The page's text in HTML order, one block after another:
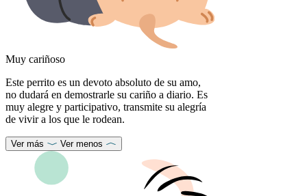
Muy cariñoso
Este perrito es un devoto absoluto de su amo,
no dudará en demostrarle su cariño a diario. Es
muy alegre y participativo, transmite su alegría
de vivir a los que le rodean.
Ver más Ver menos